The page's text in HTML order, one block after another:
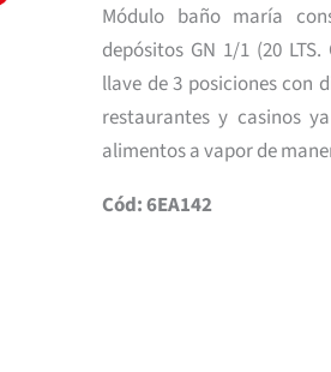
Módulo baño maría
depósitos GN 1/1 (20
llave de 3 posiciones con
restaurantes y casinos
alimentos a vapor de
Cód: 6EA142